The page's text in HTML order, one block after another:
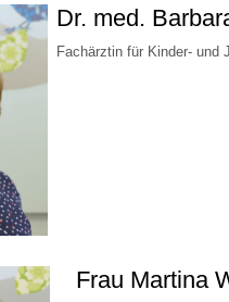
gestalten
Dr. med.
Fachärztin für Kinder- und
Frau Martina